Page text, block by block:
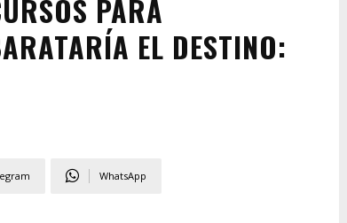
PARA
EL DESTINO:
WhatsApp